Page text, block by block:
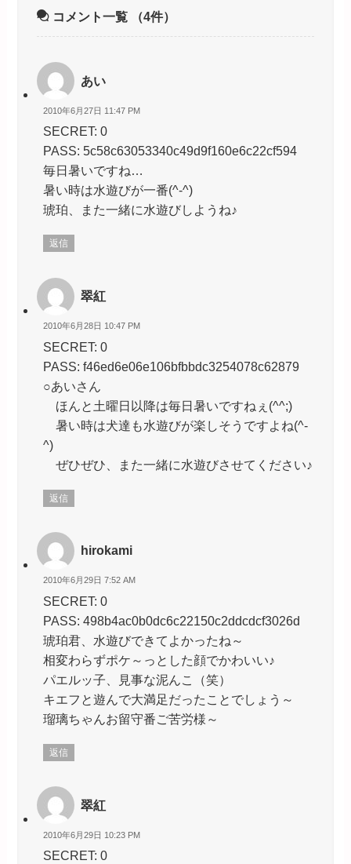
コメント一覧 （4件）
あい
2010年6月27日 11:47 PM
SECRET: 0
PASS: 5c58c63053340c49d9f160e6c22cf594
毎日暑いですね…
暑い時は水遊びが一番(^-^)
琥珀、また一緒に水遊びしようね♪
返信
翠紅
2010年6月28日 10:47 PM
SECRET: 0
PASS: f46ed6e06e106bfbbdc3254078c62879
○あいさん
ほんと土曜日以降は毎日暑いですねぇ(^^;)
暑い時は犬達も水遊びが楽しそうですよね(^-
^)
ぜひぜひ、また一緒に水遊びさせてください♪
返信
hirokami
2010年6月29日 7:52 AM
SECRET: 0
PASS: 498b4ac0b0dc6c22150c2ddcdcf3026d
琥珀君、水遊びできてよかったね～
相変わらずポケ～っとした顔でかわいい♪
パエルッ子、見事な泥んこ（笑）
キエフと遊んで大満足だったことでしょう～
瑠璃ちゃんお留守番ご苦労様～
返信
翠紅
2010年6月29日 10:23 PM
SECRET: 0